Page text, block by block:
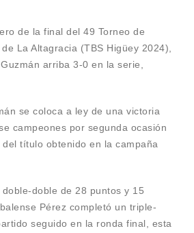
de la final del 49 Torneo de
La Altagracia (TBS Higüey 2024),
arriba 3-0 en la serie,
se coloca a ley de una victoria
campeones por segunda ocasión
título obtenido en la campaña
doble de 28 puntos y 15
Pérez completó un triple-
seguido en la ronda final, esta